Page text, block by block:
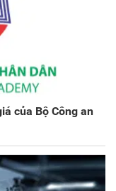
của Bộ Công an